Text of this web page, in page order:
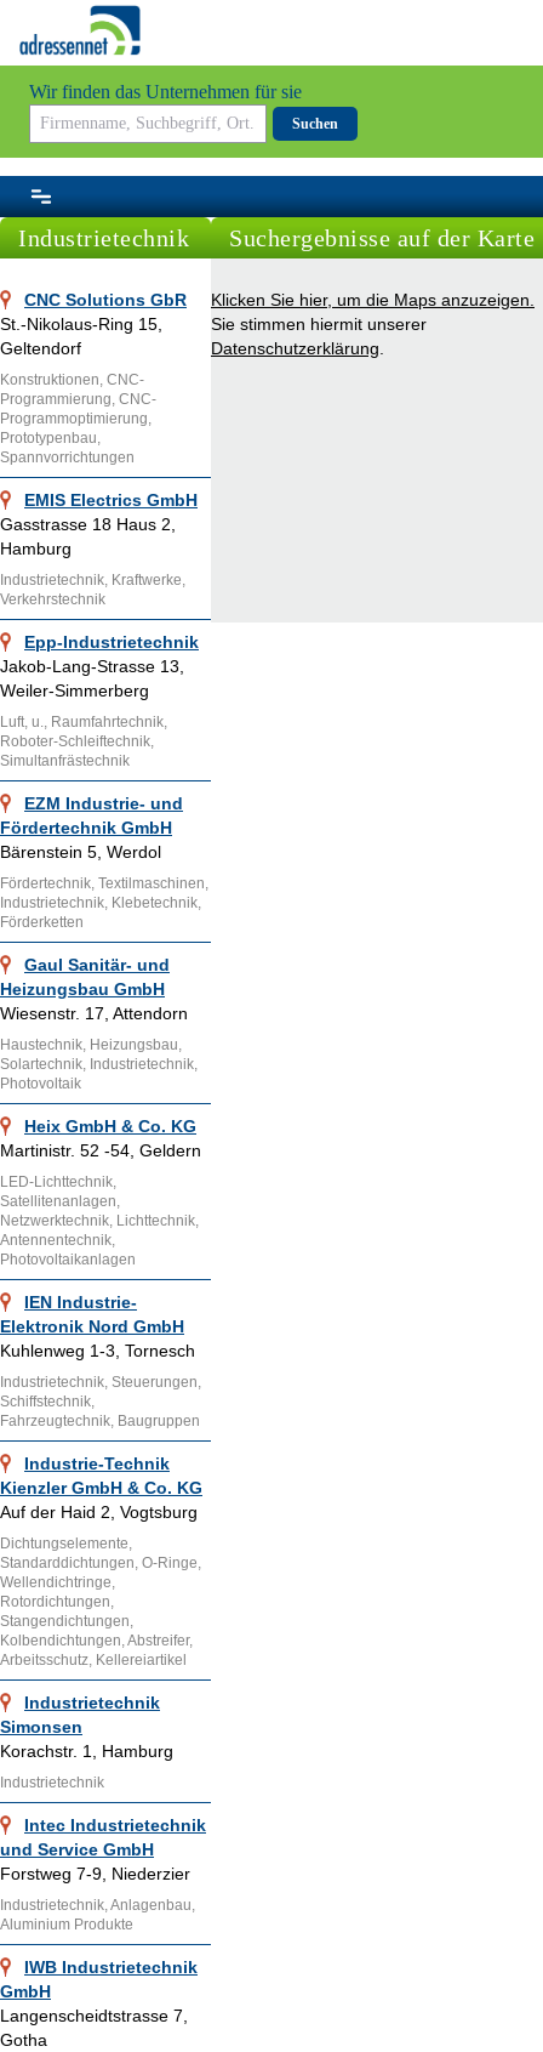
Wir finden das Unternehmen für sie
Suchen
Industrietechnik
CNC Solutions GbR
St.-Nikolaus-Ring 15,
Geltendorf
Konstruktionen, CNC-
Programmierung, CNC-
Programmoptimierung,
Prototypenbau,
Spannvorrichtungen
EMIS Electrics GmbH
Gasstrasse 18 Haus 2,
Hamburg
Industrietechnik, Kraftwerke,
Verkehrstechnik
Epp-Industrietechnik
Jakob-Lang-Strasse 13,
Weiler-Simmerberg
Luft, u., Raumfahrtechnik,
Roboter-Schleiftechnik,
Simultanfrästechnik
EZM Industrie- und
Fördertechnik GmbH
Bärenstein 5, Werdol
Fördertechnik, Textilmaschinen,
Industrietechnik, Klebetechnik,
Förderketten
Gaul Sanitär- und
Heizungsbau GmbH
Wiesenstr. 17, Attendorn
Haustechnik, Heizungsbau,
Solartechnik, Industrietechnik,
Photovoltaik
Heix GmbH & Co. KG
Martinistr. 52 -54, Geldern
LED-Lichttechnik,
Satellitenanlagen,
Netzwerktechnik, Lichttechnik,
Antennentechnik,
Photovoltaikanlagen
IEN Industrie-
Elektronik Nord GmbH
Kuhlenweg 1-3, Tornesch
Industrietechnik, Steuerungen,
Schiffstechnik,
Fahrzeugtechnik, Baugruppen
Industrie-Technik
Kienzler GmbH & Co. KG
Auf der Haid 2, Vogtsburg
Dichtungselemente,
Standarddichtungen, O-Ringe,
Wellendichtringe,
Rotordichtungen,
Stangendichtungen,
Kolbendichtungen, Abstreifer,
Arbeitsschutz, Kellereiartikel
Industrietechnik
Simonsen
Korachstr. 1, Hamburg
Industrietechnik
Intec Industrietechnik
und Service GmbH
Forstweg 7-9, Niederzier
Industrietechnik, Anlagenbau,
Aluminium Produkte
IWB Industrietechnik
GmbH
Langenscheidtstrasse 7,
Gotha
Suchergebnisse auf der Karte
Klicken Sie hier, um die Maps anzuzeigen.
Sie stimmen hiermit unserer
Datenschutzerklärung